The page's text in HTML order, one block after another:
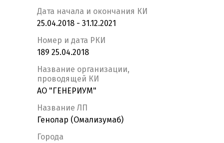
Дата начала и окончания КИ
25.04.2018 - 31.12.2021
Номер и дата РКИ
189 25.04.2018
Название организации,
проводящей КИ
АО "ГЕНЕРИУМ"
Название ЛП
Генолар (Омализумаб)
Города